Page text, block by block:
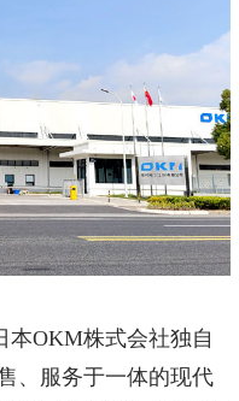
本OKM株式会社独自
、服务于一体的现代